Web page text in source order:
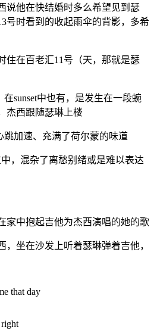
他在快结婚时多么希望见到瑟
号时看到的收起雨伞的背影，多希
在百老汇11号（天，那就是瑟
sunset中也有，是发生在一段蜿
杰西跟随瑟琳上楼
加速、充满了荷尔蒙的味道
，混杂了离愁别绪或是难以表达
中抱起吉他为杰西演唱的她的歌
坐在沙发上听着瑟琳弹着吉他，
that day
right